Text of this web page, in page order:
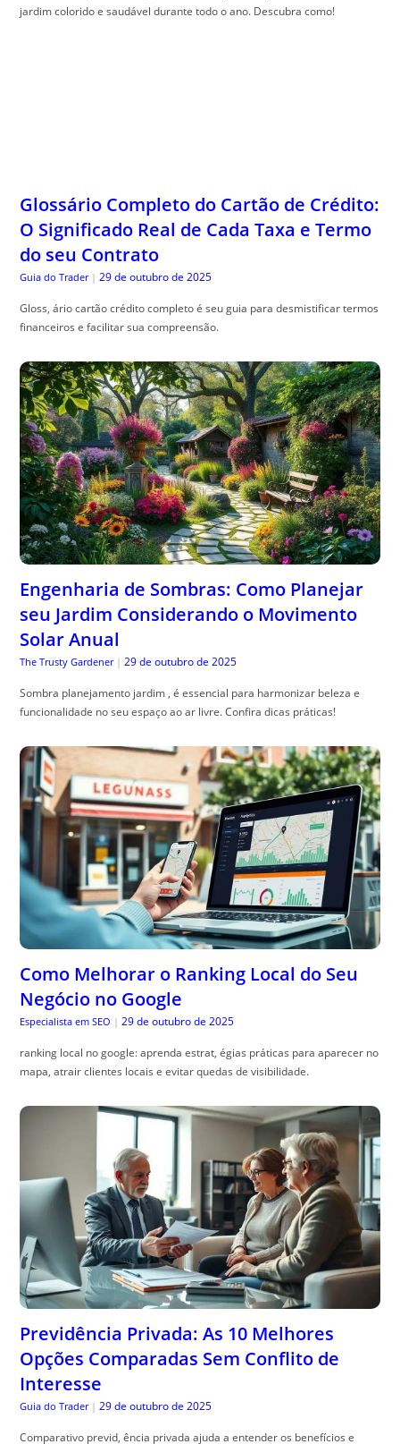
Gloss, ário cartão crédito completo é seu guia para desmistificar termos
financeiros e facilitar sua compreensão.
Engenharia de Sombras: Como Planejar
seu Jardim Considerando o Movimento
Solar Anual
The Trusty Gardener | 29 de outubro de 2025
Sombra planejamento jardim , é essencial para harmonizar beleza e
funcionalidade no seu espaço ao ar livre. Confira dicas práticas!
Como Melhorar o Ranking Local do Seu
Negócio no Google
Especialista em SEO | 29 de outubro de 2025
ranking local no google: aprenda estrat, égias práticas para aparecer no
Previdência Privada: As 10 Melhores
Opções Comparadas Sem Conflito de
Interesse
Guia do Trader | 29 de outubro de 2025
Comparativo previd, ência privada ajuda a entender os benefícios e
escolher o melhor plano. Veja como otimizar sua escolha!
ACESSE AGORA MAIS ARTIGOS INCRÍVEIS